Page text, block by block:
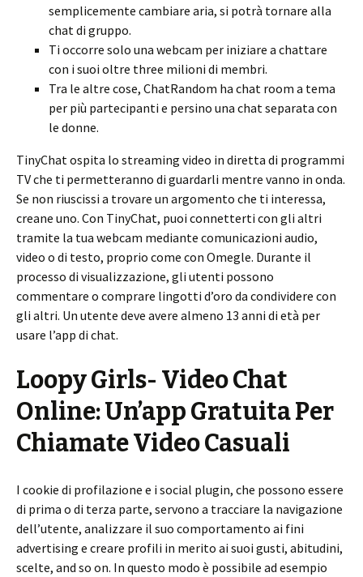
semplicemente cambiare aria, si potrà tornare alla
chat di gruppo.
Ti occorre solo una webcam per iniziare a chattare
con i suoi oltre three milioni di membri.
Tra le altre cose, ChatRandom ha chat room a tema
per più partecipanti e persino una chat separata con
le donne.
TinyChat ospita lo streaming video in diretta di programmi
TV che ti permetteranno di guardarli mentre vanno in onda.
Se non riuscissi a trovare un argomento che ti interessa,
creane uno. Con TinyChat, puoi connetterti con gli altri
tramite la tua webcam mediante comunicazioni audio,
video o di testo, proprio come con Omegle. Durante il
processo di visualizzazione, gli utenti possono
commentare o comprare lingotti d’oro da condividere con
gli altri. Un utente deve avere almeno 13 anni di età per
usare l’app di chat.
Loopy Girls- Video Chat
Online: Un’app Gratuita Per
Chiamate Video Casuali
I cookie di profilazione e i social plugin, che possono essere
di prima o di terza parte, servono a tracciare la navigazione
dell’utente, analizzare il suo comportamento ai fini
advertising e creare profili in merito ai suoi gusti, abitudini,
scelte, and so on. In questo modo è possibile ad esempio